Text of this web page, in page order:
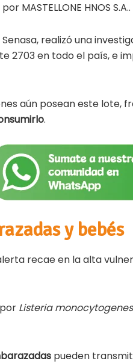
MASTELLONE HNOS S.A..
realizó una
2703 en todo el país, e
aún posean este lote,
.
y bebés
recae en la alta
Listeria monocytogenes
pueden